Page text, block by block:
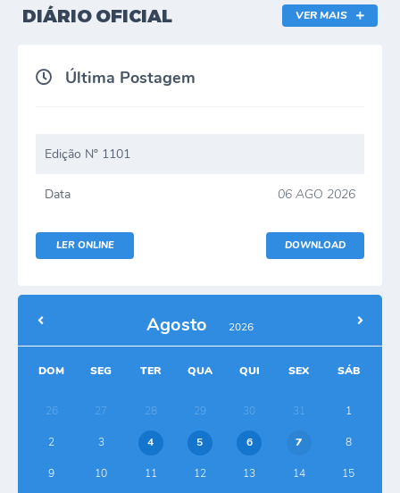
DIÁRIO OFICIAL VER MAIS
Última Postagem
Edição Nº 1101
Data 06 AGO 2026
DOWNLOAD
LER ONLINE
Agosto 2026
DOM SEG TER QUA QUI SEX SÁB
26 27 28 29 30 31 1
2 3 4 5 6 7 8
9 10 11 12 13 14 15